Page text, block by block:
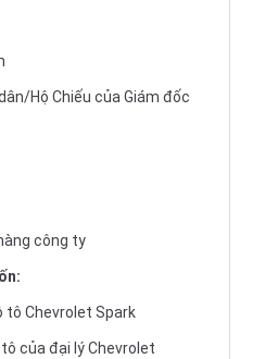
Hộ Chiếu của Giám đốc
công ty
tô Chevrolet Spark
của đại lý Chevrolet